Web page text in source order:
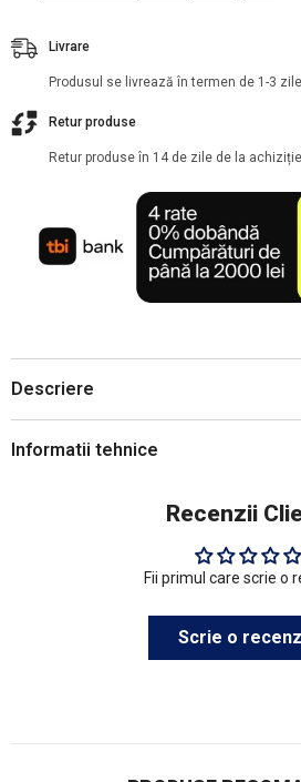
Livrare
Produsul se livrează în termen de 1-3
Retur produse
Retur produse în 14 de zile de la achiziție
Descriere
Informatii tehnice
Recenzii
Fii primul care scrie o
Scrie o